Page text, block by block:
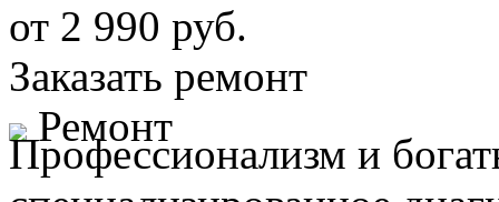
от 2 990 руб.
Заказать ремонт
Ремонт
Профессионализм и